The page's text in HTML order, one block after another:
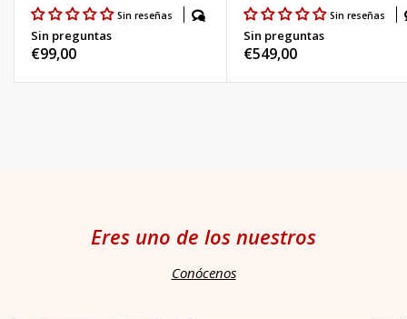
Sin reseñas
Sin preguntas
Precio
€99,00
Sin reseñas
Sin preguntas
Precio
€549,00
Eres uno de los nuestros
Conócenos